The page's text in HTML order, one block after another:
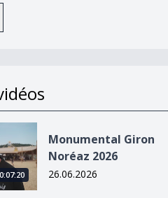
Noréaz 2026
Monumental Giron
Noréaz 2026
26.06.2026